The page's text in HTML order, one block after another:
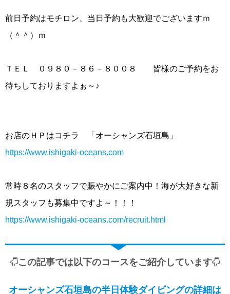
前日予約はモチロン、当日予約も大歓迎でございますｍ
（＾＾）ｍ
ＴＥＬ ０９８０－８６－８００８ 皆様のご予約をお
待ちしておりますよぉ～♪
お店のＨＰはコチラ 「オーシャンズ石垣島」
https://www.ishigaki-oceans.com
常時８名のスタッフで賑やかにご案内中！海が大好きな新
規スタッフも募集中ですよ～！！！
https://www.ishigaki-oceans.com/recruit.html
この記事では以下のコースをご紹介しています
オーシャンズ石垣島の半日体験ダイビングの詳細は